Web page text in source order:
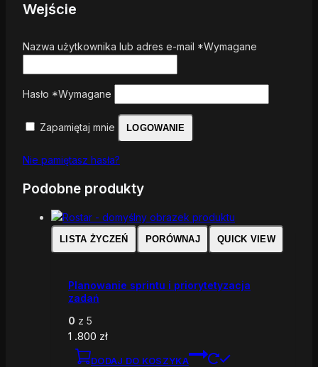
Wejście
Nazwa użytkownika lub adres e-mail *Wymagane
Hasło *Wymagane
Zapamiętaj mnie LOGOWANIE
Nie pamiętasz hasła?
Podobne produkty
LISTA ŻYCZEŃ PORÓWNAJ QUICK VIEW
Planowanie sprintu i priorytetyzacja
zadań
0 z 5
1 .800 zł
DODAJ DO KOSZYKA